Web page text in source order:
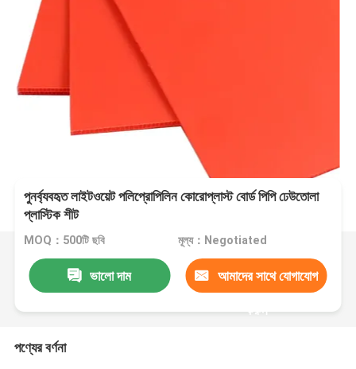
পুনর্ব্যবহৃত লাইটওয়েট পলিপ্রোপিলিন কোরোপ্লাস্ট বোর্ড পিপি ঢেউতোলা
প্লাস্টিক শীট
MOQ：500টি ছবি মূল্য：Negotiated
ভালো দাম আমাদের সাথে যোগাযোগ
করুন
পণ্যের বর্ণনা